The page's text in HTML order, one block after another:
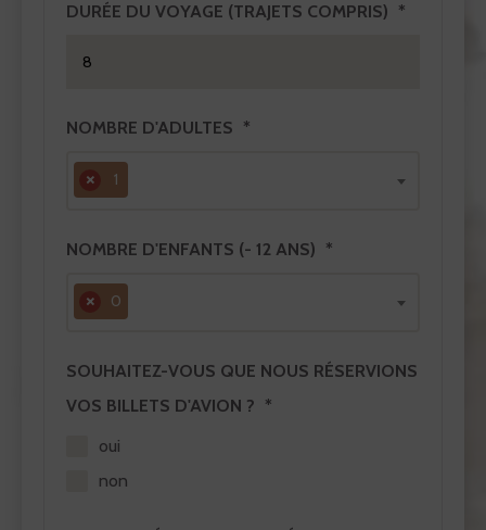
DURÉE DU VOYAGE (TRAJETS COMPRIS)
NOMBRE D'ADULTES
× 1
NOMBRE D'ENFANTS (- 12 ANS)
× 0
SOUHAITEZ-VOUS QUE NOUS RÉSERVIONS
VOS BILLETS D'AVION ?
oui
non